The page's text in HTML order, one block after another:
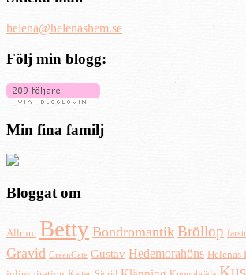
helena@helenashem.se
Följ min blogg:
Min fina familj
Bloggat om
Allrum Betty Bondromantik Bröllop
Gravid GreenGate Gustav Hedemorahöns Helenas